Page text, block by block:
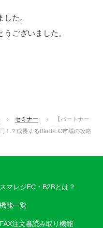
た。
ございました。
セミナー
【パートナー
！？成長するBtoB-EC市場の攻略
スマレジEC・B2Bとは？
機能一覧
FAX注文書読み取り機能